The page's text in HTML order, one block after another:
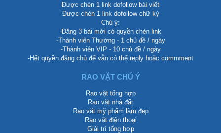
Được chèn 1 link dofollow bài viết
Được chèn 1 link dofollow chữ ký
Chú ý:
-Đăng 3 bài mới có quyền chèn link
-Thành viên Thường - 1 chủ đề / ngày
-Thành viên VIP - 10 chủ đề / ngày
-Hết quyền đăng chủ để vẫn có thể reply hoặc commment
RAO VẶT CHÚ Ý
Rao vặt tổng hợp
Rao vặt nhà đất
Rao vặt mỹ phẩm làm đẹp
Rao vặt điện thoại
Giải trí tổng hợp